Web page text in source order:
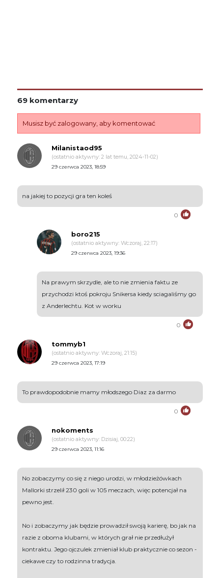
69 komentarzy
Musisz być zalogowany, aby komentować
Milanistaod95
(ostatnio aktywny: 2 lat temu, 2024-11-02)
29 czerwca 2023, 18:59
na jakiej to pozycji gra ten koleś
0
boro215
(ostatnio aktywny: Wczoraj, 22:17)
29 czerwca 2023, 19:36
Na prawym skrzydle, ale to nie zmienia faktu ze
przychodzi ktoś pokroju Snikersa kiedy sciagaliśmy go
z Anderlechtu. Kot w worku
0
tommyb1
(ostatnio aktywny: Wczoraj, 21:15)
29 czerwca 2023, 17:19
To prawdopodobnie mamy młodszego Diaz za darmo
0
nokoments
(ostatnio aktywny: Dzisiaj, 00:22)
29 czerwca 2023, 11:16
No zobaczymy co się z niego urodzi, w młodzieżówkach
Mallorki strzelił 230 goli w 105 meczach, więc potencjał na
pewno jest.
No i zobaczymy jak będzie prowadził swoją karierę, bo jak na
razie z oboma klubami, w których grał nie przedłużył
kontraktu. Jego ojczulek zmieniał klub praktycznie co sezon -
ciekawe czy to rodzinna tradycja.